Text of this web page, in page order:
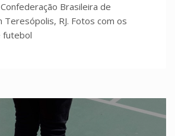
Brasileira de
Teresópolis, RJ. Fotos com os
futebol